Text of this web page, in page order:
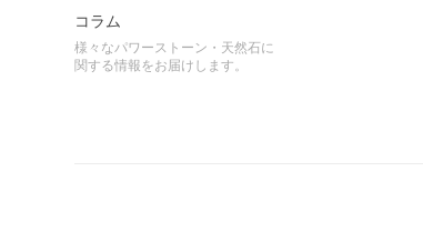
コラム
様々なパワーストーン・天然石に
関する情報をお届けします。